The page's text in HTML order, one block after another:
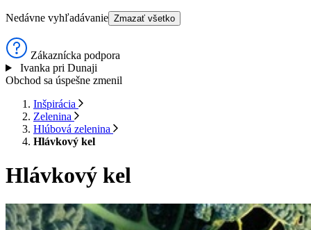
Nedávne vyhľadávanie Zmazať všetko
Zákaznícka podpora
Ivanka pri Dunaji
Obchod sa úspešne zmenil
Inšpirácia
Zelenina
Hlúbová zelenina
Hlávkový kel
Hlávkový kel